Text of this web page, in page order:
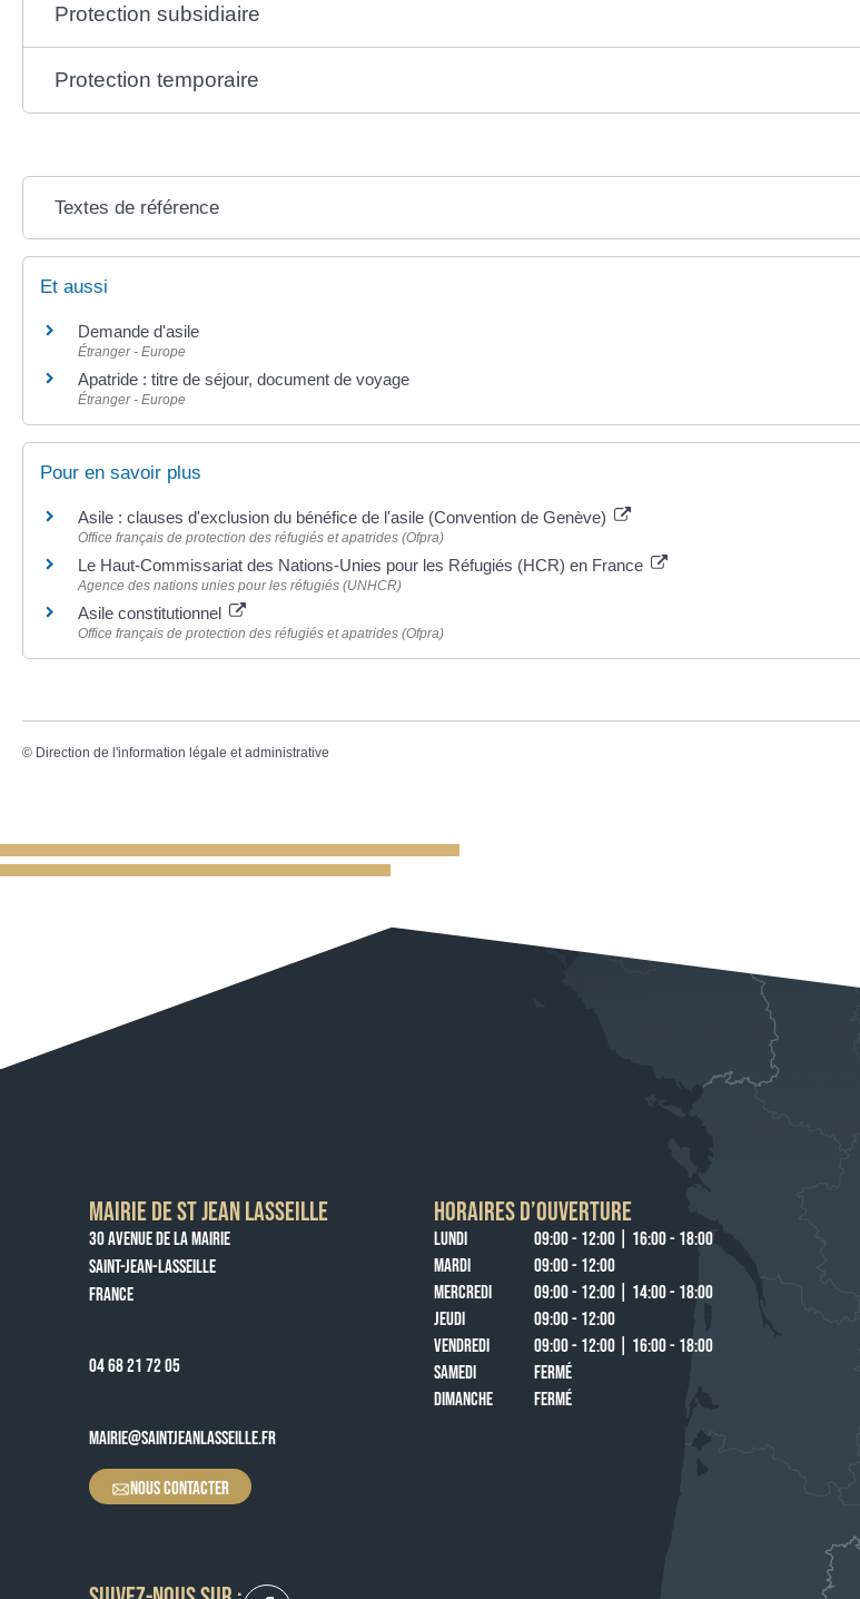
Protection subsidiaire
Protection temporaire
Textes de référence
Et aussi
Demande d'asile
Étranger - Europe
Apatride : titre de séjour, document de voyage
Étranger - Europe
Pour en savoir plus
Asile : clauses d'exclusion du bénéfice de l'asile (Convention de Genève)
Office français de protection des réfugiés et apatrides (Ofpra)
Le Haut-Commissariat des Nations-Unies pour les Réfugiés (HCR) en France
Agence des nations unies pour les réfugiés (UNHCR)
Asile constitutionnel
Office français de protection des réfugiés et apatrides (Ofpra)
© Direction de l'information légale et administrative
MAIRIE DE ST JEAN LASSEILLE
30 AVENUE DE LA MAIRIE
SAINT-JEAN-LASSEILLE
FRANCE
04 68 21 72 05
MAIRIE@SAINTJEANLASSEILLE.FR
NOUS CONTACTER
HORAIRES D’OUVERTURE
LUNDI
09:00 - 12:00 | 16:00 - 18:00
MARDI
09:00 - 12:00
MERCREDI
09:00 - 12:00 | 14:00 - 18:00
JEUDI
09:00 - 12:00
VENDREDI
09:00 - 12:00 | 16:00 - 18:00
SAMEDI
FERMÉ
DIMANCHE
FERMÉ